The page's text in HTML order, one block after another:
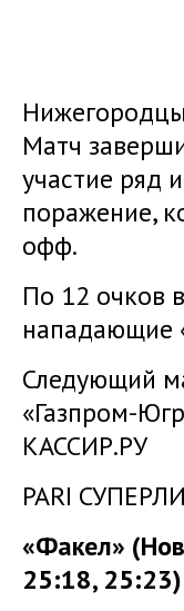
Матч
участие ряд
поражение,
офф.
По 12 очков
нападающие
Следующий
«Газпром-
КАССИР.РУ
PARI
«Факел»
25:18, 25:23)